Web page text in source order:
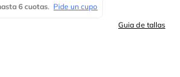
Guia de tallas